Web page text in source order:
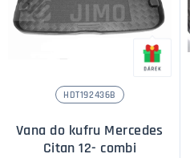
HDT192436B
Vana do kufru Mercedes
Citan 12- combi